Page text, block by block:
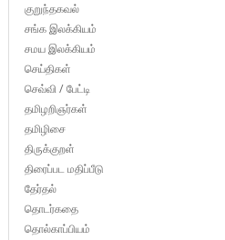
குறுந்தகவல்
சங்க இலக்கியம்
சமய இலக்கியம்
செய்திகள்
செவ்வி / பேட்டி
தமிழறிஞர்கள்
தமிழிசை
திருக்குறள்
திரைப்பட மதிப்பீடு
தேர்தல்
தொடர்கதை
தொல்காப்பியம்